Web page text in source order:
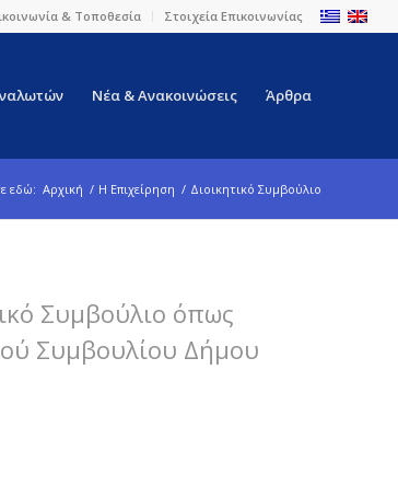
& Τοποθεσία Στοιχεία Επικοινωνίας
Νέα & Ανακοινώσεις Άρθρα
εδώ: Αρχική / Η Επιχείρηση / Διοικητικό Συμβούλιο
Συμβούλιο όπως
Συμβουλίου Δήμου